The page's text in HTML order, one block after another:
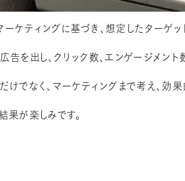
ケティングに基づき、想定したターゲ
を出し、クリック数、エンゲージメント
けでなく、マーケティングまで考え、
果が楽しみです。